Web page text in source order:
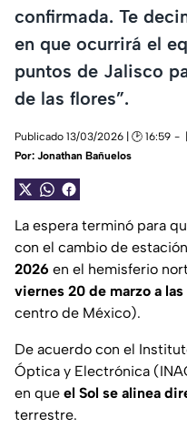
confirmada. Te
en que ocurrirá el
puntos de Jalisco
de las flores”.
Publicado 13/03/2026 | 🕑 16:59
Por: Jonathan Bañuelos
La espera terminó para
con el cambio de
2026 en el hemisferio
viernes 20 de marzo a
centro de México).
De acuerdo con el
Óptica y Electrónica
en que el Sol se alinea
terrestre.